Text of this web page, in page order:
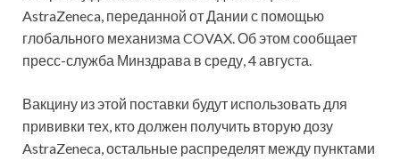
AstraZeneca, переданной от Дании с помощью
глобального механизма COVAX. Об этом сообщает
пресс-служба Минздрава в среду, 4 августа.
Вакцину из этой поставки будут использовать для
прививки тех, кто должен получить вторую дозу
AstraZeneca, остальные распределят между пунктами